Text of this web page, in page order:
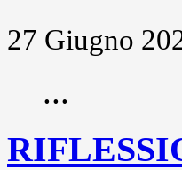
27 Giugno
...